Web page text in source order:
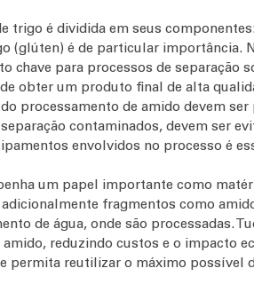
trigo é dividida em seus
(glúten) é de particular importância.
chave para processos de
de obter um produto final de alta
processamento de amido devem
contaminados, devem ser
envolvidos no processo é
um papel importante como
fragmentos como
de água, onde são processadas.
reduzindo custos e o impacto
permita reutilizar o máximo possível